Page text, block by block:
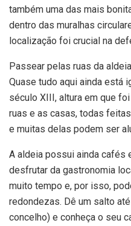
também uma das mais
dentro das muralhas
localização foi crucial na
Passear pelas ruas da
Quase tudo aqui ainda está
século XIII, altura em que
ruas e as casas, todas
e muitas delas podem ser
A aldeia possui ainda cafés
desfrutar da gastronomia
muito tempo e, por isso,
redondezas. Dê um salto
concelho) e conheça o seu